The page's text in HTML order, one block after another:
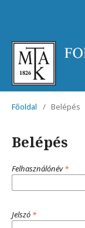
Főoldal / Belépés
Belépés
Felhasználónév*
Jelszó *